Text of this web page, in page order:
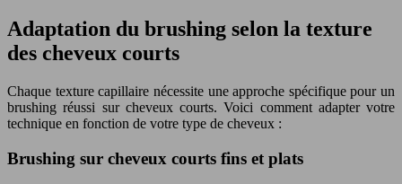
Adaptation du brushing selon la texture
des cheveux courts
Chaque texture capillaire nécessite une approche spécifique pour un
brushing réussi sur cheveux courts. Voici comment adapter votre
technique en fonction de votre type de cheveux :
Brushing sur cheveux courts fins et plats